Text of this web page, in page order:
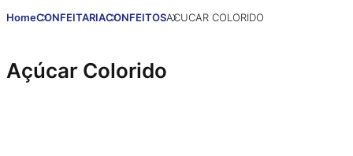
HomeCONFEITARIACONFEITOSACUCAR COLORIDO
Açúcar Colorido